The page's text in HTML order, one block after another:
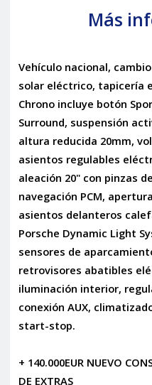
Más
Vehículo nacional,
solar eléctrico, tapicería
Chrono incluye botón
Surround, suspensión
altura reducida 20mm,
asientos regulables
aleación 20" con pinzas
navegación PCM,
asientos delanteros
Porsche Dynamic Light
sensores de
retrovisores abatibles
iluminación interior,
conexión AUX,
start-stop.
+ 140.000EUR NUEVO
DE EXTRAS